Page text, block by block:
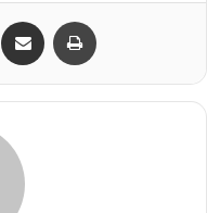
Telegram Compartilhar via e-mail